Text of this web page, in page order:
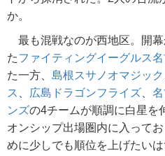
か。
最も混戦なのが西地区。開
たファイティングイーグルス
た一方、 島根スサノオマジック
ス
広島ドラゴンフライズ
ンズの4チームが順調に白星を
オンシップ出場圏内に入って
めに少しでも順位を上げたい